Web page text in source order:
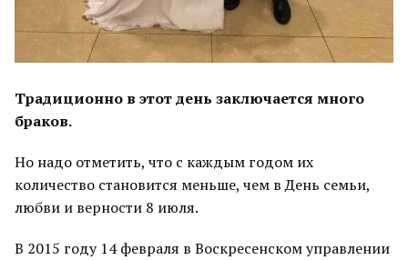
Традиционно в этот день заключается много
браков.
Но надо отметить, что с каждым годом их
количество становится меньше, чем в День семьи,
любви и верности 8 июля.
В 2015 году 14 февраля в Воскресенском управлении